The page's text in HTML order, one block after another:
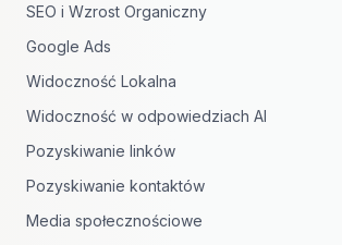
SEO i Wzrost Organiczny
Google Ads
Widoczność Lokalna
Widoczność w odpowiedziach AI
Pozyskiwanie linków
Pozyskiwanie kontaktów
Media społecznościowe